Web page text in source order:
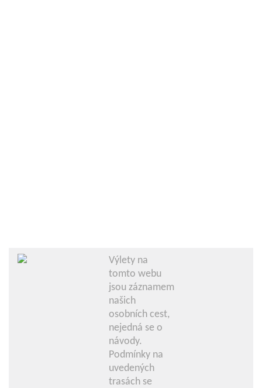
Výlety na
tomto webu
jsou záznamem
našich
osobních cest,
nejedná se o
návody.
Podmínky na
uvedených
trasách se